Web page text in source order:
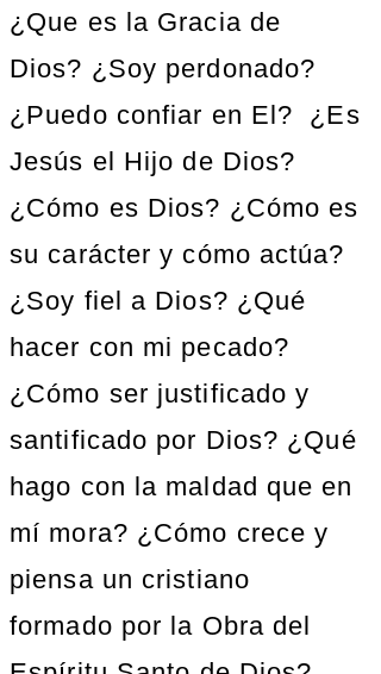
¿Que es la Gracia de
Dios? ¿Soy perdonado?
¿Puedo confiar en El? ¿Es
Jesús el Hijo de Dios?
¿Cómo es Dios? ¿Cómo es
su carácter y cómo actúa?
¿Soy fiel a Dios? ¿Qué
hacer con mi pecado?
¿Cómo ser justificado y
santificado por Dios? ¿Qué
hago con la maldad que en
mí mora? ¿Cómo crece y
piensa un cristiano
formado por la Obra del